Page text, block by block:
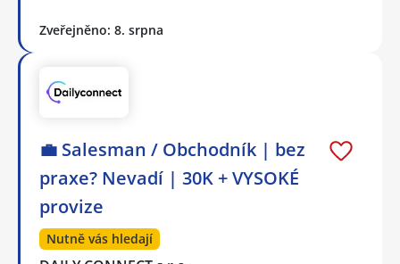
Zveřejněno: 8. srpna
💼 Salesman / Obchodník | bez
praxe? Nevadí | 30K + VYSOKÉ
provize
Nutně vás hledají